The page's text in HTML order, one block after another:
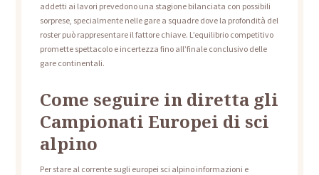
addetti ai lavori prevedono una stagione bilanciata con possibili
sorprese, specialmente nelle gare a squadre dove la profondità del
roster può rappresentare il fattore chiave. L’equilibrio competitivo
promette spettacolo e incertezza fino all’finale conclusivo delle
gare continentali.
Come seguire in diretta gli
Campionati Europei di sci
alpino
Per stare al corrente sugli europei sci alpino informazioni e